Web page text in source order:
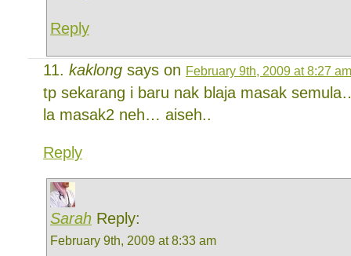
Reply
kaklong says on February 9th, 2009 at 8:27 am
tp sekarang i baru nak blaja masak
la masak2 neh… aiseh..
Reply
Sarah Reply:
February 9th, 2009 at 8:33 am